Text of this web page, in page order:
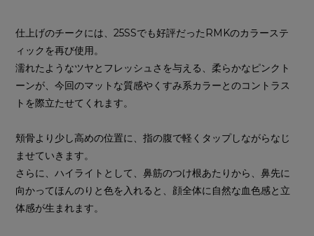
仕上げのチークには、25SSでも好評だったRMKのカラーステ
ィックを再び使用。
濡れたようなツヤとフレッシュさを与える、柔らかなピンクト
ーンが、今回のマットな質感やくすみ系カラーとのコントラス
トを際立たせてくれます。
頬骨より少し高めの位置に、指の腹で軽くタップしながらなじ
ませていきます。
さらに、ハイライトとして、鼻筋のつけ根あたりから、鼻先に
向かってほんのりと色を入れると、顔全体に自然な血色感と立
体感が生まれます。